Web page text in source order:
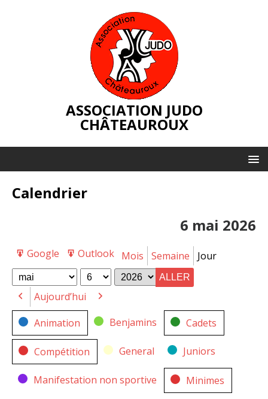
ASSOCIATION JUDO
CHÂTEAUROUX
Calendrier
6 mai 2026
Export
for
Google
Export
for
Outlook Mois Semaine Jour
Mois
Jour
Année
Précédent
Aujourd’hui Suivant
Catégories
Animation Benjamins Cadets
Compétition General Juniors
Manifestation non sportive Minimes